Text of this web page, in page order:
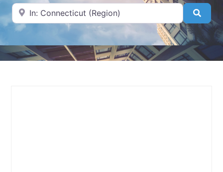
A proximité de